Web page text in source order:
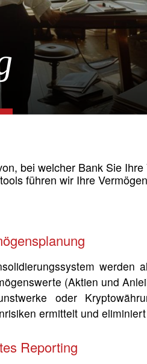
bei welcher Bank Sie
führen wir Ihre
werden
(Aktien und
oder
ermittelt und
Reporting